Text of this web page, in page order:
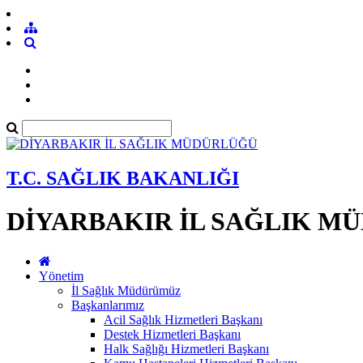
T.C. SAĞLIK BAKANLIĞI
DİYARBAKIR İL SAĞLIK
Yönetim
İl Sağlık Müdürümüz
Başkanlarımız
Acil Sağlık Hizmetleri Başkanı
Destek Hizmetleri Başkanı
Halk Sağlığı Hizmetleri Başkanı